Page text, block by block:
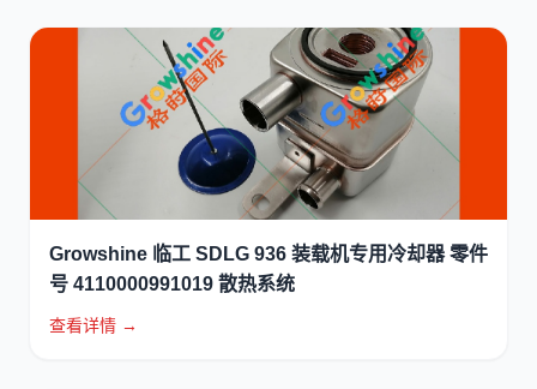
Growshine 临工 SDLG 936 装载机专用冷却器 零件
号 4110000991019 散热系统
查看详情 →